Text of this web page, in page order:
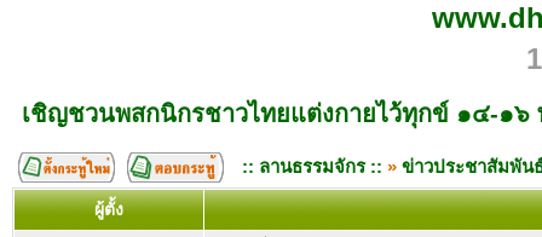
เชิญชวนพสกนิกรชาวไทยแต่งกายไว้ทุกข์ ๑๔-๑
:: ลานธรรมจักร :: » ข่าวประชาสัมพัน
ผู้ตั้ง